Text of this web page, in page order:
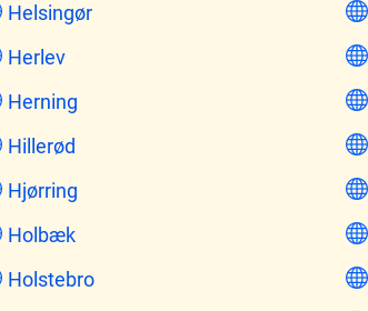
Helsingør
Herlev
Herning
Hillerød
Hjørring
Holbæk
Holstebro